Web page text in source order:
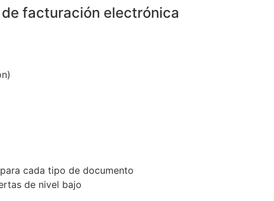
facturación electrónica
cada tipo de documento
de nivel bajo